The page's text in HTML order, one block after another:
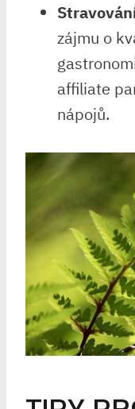
zájmu o
affiliate
nápojů.